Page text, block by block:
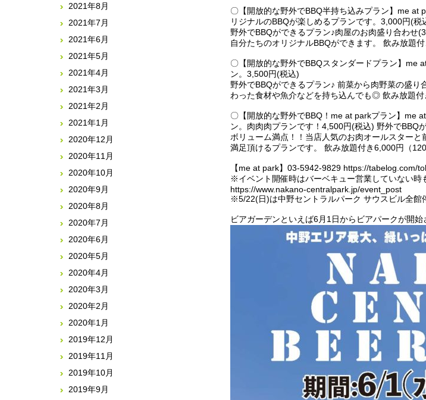
〇【開放的な野外でBBQ半持ち込みプラン】me at
リジナルのBBQが楽しめるプランです。3,000円(税
野外でBBQができるプラン♪肉屋のお肉盛り合わせ
自分たちのオリジナルBBQができます。 飲み放題
〇【開放的な野外でBBQスタンダードプラン】me
ン。3,500円(税込)
野外でBBQができるプラン♪ 前菜から肉野菜の盛
わった食材や魚介などを持ち込んでも◎ 飲み放題
〇【開放的な野外でBBQ！me at parkプラン】me
ン。肉肉肉プランです！4,500円(税込) 野外でBBQ
ボリューム満点！！当店人気のお肉オールスター
満足頂けるプランです。 飲み放題付き6,000円（
【me at park】03-5942-9829 https://tabelog.com/
※イベント開催時はバーベキュー営業していない時
https://www.nakano-centralpark.jp/event_post
※5/22(日)は中野セントラルパーク サウスビル全館
ビアガーデンといえば6月1日からビアパークが開始
2021年8月
2021年7月
2021年6月
2021年5月
2021年4月
2021年3月
2021年2月
2021年1月
2020年12月
2020年11月
2020年10月
2020年9月
2020年8月
2020年7月
2020年6月
2020年5月
2020年4月
2020年3月
2020年2月
2020年1月
2019年12月
2019年11月
2019年10月
2019年9月